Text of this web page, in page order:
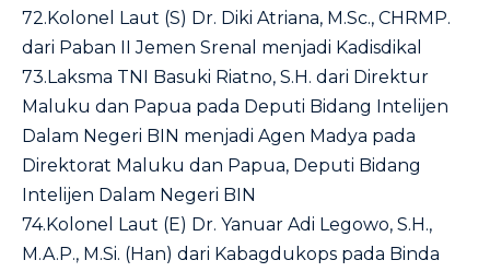
72.Kolonel Laut (S) Dr. Diki Atriana, M.Sc., CHRMP.
dari Paban II Jemen Srenal menjadi Kadisdikal
73.Laksma TNI Basuki Riatno, S.H. dari Direktur
Maluku dan Papua pada Deputi Bidang Intelijen
Dalam Negeri BIN menjadi Agen Madya pada
Direktorat Maluku dan Papua, Deputi Bidang
Intelijen Dalam Negeri BIN
74.Kolonel Laut (E) Dr. Yanuar Adi Legowo, S.H.,
M.A.P., M.Si. (Han) dari Kabagdukops pada Binda